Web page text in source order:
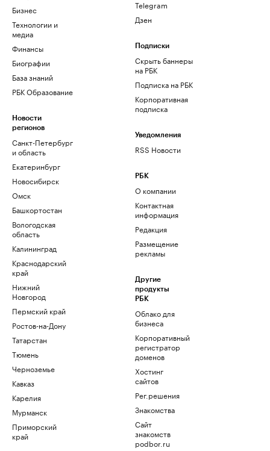
Бизнес
Технологии и
медиа
Финансы
Биографии
База знаний
РБК Образование
Новости
регионов
Санкт-Петербург
и область
Екатеринбург
Новосибирск
Омск
Башкортостан
Вологодская
область
Калининград
Краснодарский
край
Нижний
Новгород
Пермский край
Ростов-на-Дону
Татарстан
Тюмень
Черноземье
Кавказ
Карелия
Мурманск
Приморский
край
Telegram
Дзен
Подписки
Скрыть баннеры
на РБК
Подписка на РБК
Корпоративная
подписка
Уведомления
RSS Новости
РБК
О компании
Контактная
информация
Редакция
Размещение
рекламы
Другие
продукты
РБК
Облако для
бизнеса
Корпоративный
регистратор
доменов
Хостинг
сайтов
Рег.решения
Знакомства
Сайт
знакомств
podbor.ru